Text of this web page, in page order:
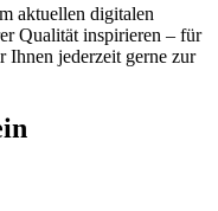
aktuellen digitalen
Qualität inspirieren – für
Ihnen jederzeit gerne zur